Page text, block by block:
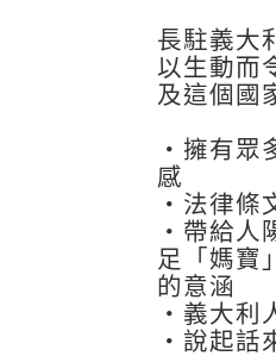
長駐義大
以生動而
及這個國
‧擁有眾
感
‧法律條
‧帶給人
足「媽寶
的意涵
‧義大利
‧說起話